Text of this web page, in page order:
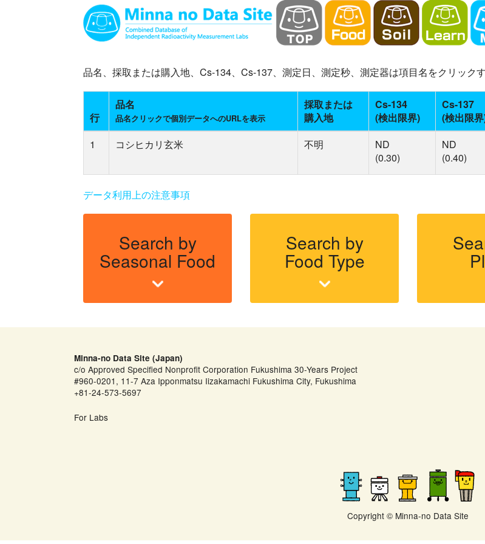
品名、採取または購入地、Cs-134、Cs-137、測定日、測定秒、測定器は項目名をクリック
行
品名
品名クリックで個別データへのURLを表示
採取または
購入地
Cs-134
(検出限界)
Cs-137
(検出限
1
コシヒカリ玄米 不明
ND
(0.30)
ND
(0.40)
データ利用上の注意事項
Search by
Seasonal Food
Search by
Food Type
Minna-no Data Site (Japan)
c/o Approved Specified Nonprofit Corporation Fukushima 30-Years Project
#960-0201, 11-7 Aza Ipponmatsu Iizakamachi Fukushima City, Fukushima
+81-24-573-5697
For Labs
Copyright © Minna-no Data Site